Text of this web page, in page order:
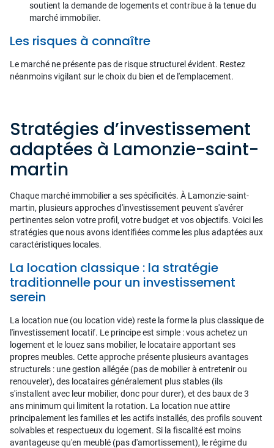
soutient la demande de logements et contribue à la tenue du
marché immobilier.
Les risques à connaître
Le marché ne présente pas de risque structurel évident. Restez
néanmoins vigilant sur le choix du bien et de l'emplacement.
Stratégies d’investissement
adaptées à Lamonzie-saint-
martin
Chaque marché immobilier a ses spécificités. À Lamonzie-saint-
martin, plusieurs approches d'investissement peuvent s'avérer
pertinentes selon votre profil, votre budget et vos objectifs. Voici les
stratégies que nous avons identifiées comme les plus adaptées aux
caractéristiques locales.
La location classique : la stratégie
traditionnelle pour un investissement
serein
La location nue (ou location vide) reste la forme la plus classique de
l'investissement locatif. Le principe est simple : vous achetez un
logement et le louez sans mobilier, le locataire apportant ses
propres meubles. Cette approche présente plusieurs avantages
structurels : une gestion allégée (pas de mobilier à entretenir ou
renouveler), des locataires généralement plus stables (ils
s'installent avec leur mobilier, donc pour durer), et des baux de 3
ans minimum qui limitent la rotation. La location nue attire
principalement les familles et les actifs installés, des profils souvent
solvables et respectueux du logement. Si la fiscalité est moins
avantageuse qu'en meublé (pas d'amortissement), le régime du